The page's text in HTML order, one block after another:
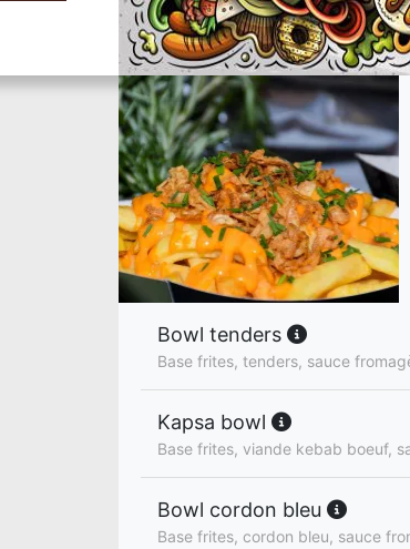
Bowl tenders
Base frites, tenders, sauce
Kapsa bowl
Base frites, viande kebab boeuf,
Bowl cordon bleu
Base frites, cordon bleu, sauce